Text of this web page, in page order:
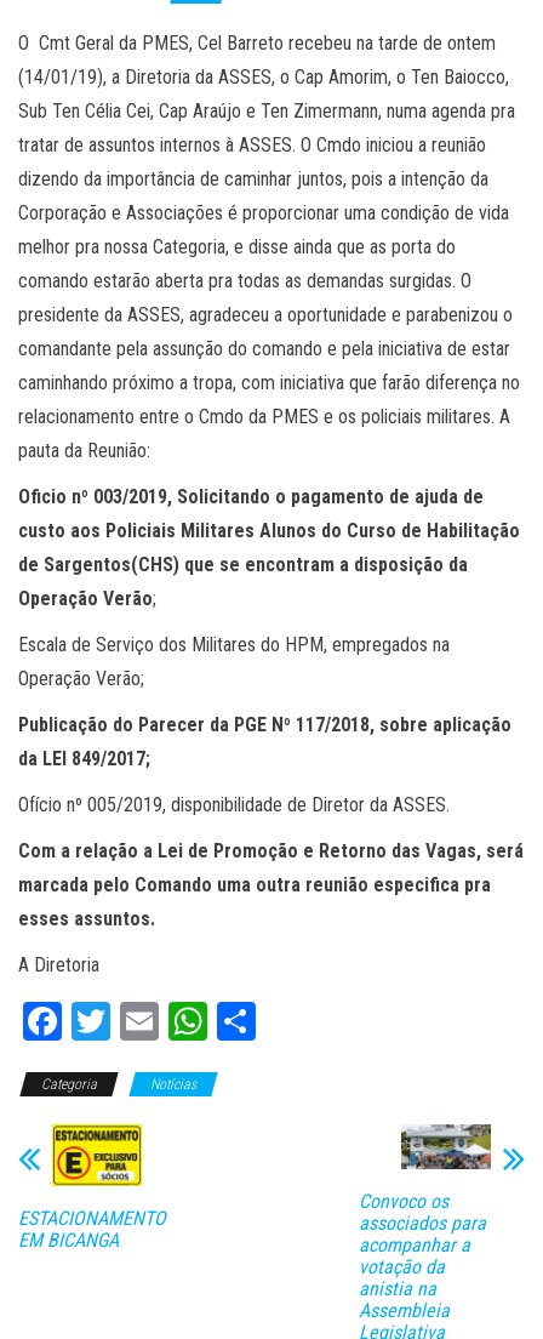
O Cmt Geral da PMES, Cel Barreto recebeu na tarde de ontem
(14/01/19), a Diretoria da ASSES, o Cap Amorim, o Ten Baiocco,
Sub Ten Célia Cei, Cap Araújo e Ten Zimermann, numa agenda pra
tratar de assuntos internos à ASSES. O Cmdo iniciou a reunião
dizendo da importância de caminhar juntos, pois a intenção da
Corporação e Associações é proporcionar uma condição de vida
melhor pra nossa Categoria, e disse ainda que as porta do
comando estarão aberta pra todas as demandas surgidas. O
presidente da ASSES, agradeceu a oportunidade e parabenizou o
comandante pela assunção do comando e pela iniciativa de estar
caminhando próximo a tropa, com iniciativa que farão diferença no
relacionamento entre o Cmdo da PMES e os policiais militares. A
pauta da Reunião:
Oficio nº 003/2019, Solicitando o pagamento de ajuda de
custo aos Policiais Militares Alunos do Curso de Habilitação
de Sargentos(CHS) que se encontram a disposição da
Operação Verão;
Escala de Serviço dos Militares do HPM, empregados na
Operação Verão;
Publicação do Parecer da PGE Nº 117/2018, sobre aplicação
da LEI 849/2017;
Ofício nº 005/2019, disponibilidade de Diretor da ASSES.
Com a relação a Lei de Promoção e Retorno das Vagas, será
marcada pelo Comando uma outra reunião especifica pra
esses assuntos.
A Diretoria
Fa
bo
ok
T
tt
er
E
ail
W
ts
Categoria Notícias
ESTACIONAMENTO
EM BICANGA
Convoco os
associados para
acompanhar a
votação da
anistia na
Assembleia
Legislativa